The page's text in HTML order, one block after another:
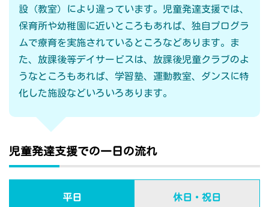
設（教室）により違っています。児童発達支援では、
保育所や幼稚園に近いところもあれば、独自プログラ
ムで療育を実施されているところなどあります。ま
た、放課後等デイサービスは、放課後児童クラブのよ
うなところもあれば、学習塾、運動教室、ダンスに特
化した施設などいろいろあります。
児童発達支援での一日の流れ
平日 休日・祝日